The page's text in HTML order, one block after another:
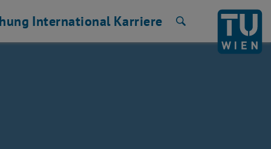
International Karriere